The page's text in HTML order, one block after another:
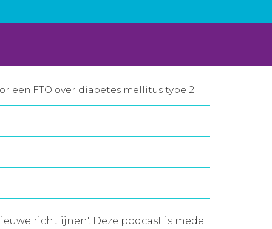
een FTO over diabetes mellitus type 2
richtlijnen'. Deze podcast is mede